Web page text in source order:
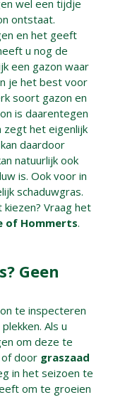
wel een tijdje
ontstaat.
en het geeft
u nog de
een gazon waar
je het best voor
soort gazon en
is daarentegen
zegt het eigenlijk
daardoor
natuurlijk ook
is. Ook voor in
schaduwgras.
Vraag het
of Hommerts.
Geen
te inspecteren
Als u
om deze te
door graszaad
in het seizoen te
om te groeien